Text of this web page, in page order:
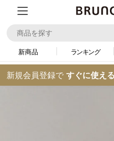
新商品 ランキング
新規会員登録で すぐに使え